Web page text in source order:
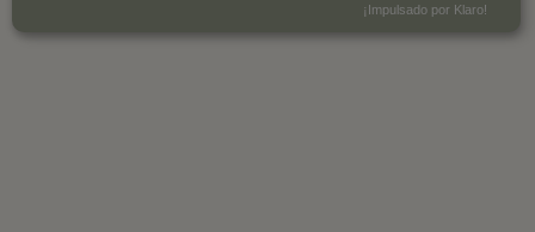
¡Impulsado por Klaro!